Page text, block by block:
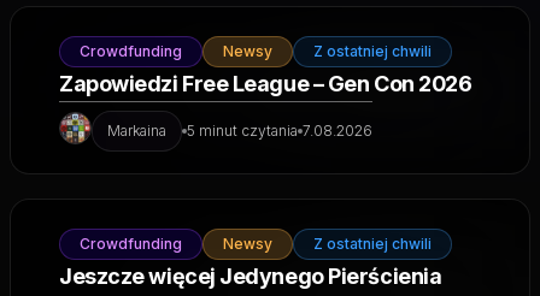
Crowdfunding Newsy Z ostatniej chwili
Zapowiedzi Free League – Gen Con 2026
Markaina 5 minut czytania 7.08.2026
Crowdfunding Newsy Z ostatniej chwili
Jeszcze więcej Jedynego Pierścienia